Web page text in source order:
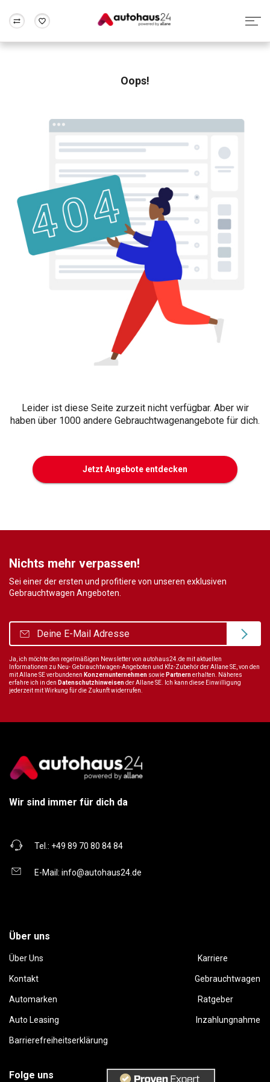
Rund um die Inzahlungnahme
Oops!
Leider ist diese Seite zurzeit nicht verfügbar. Aber wir
haben über 1000 andere Gebrauchtwagenangebote für dich.
Jetzt Angebote entdecken
Nichts mehr verpassen!
Sei einer der ersten und profitiere von unseren exklusiven
Gebrauchtwagen Angeboten.
Ja, ich möchte den regelmäßigen Newsletter von autohaus24.de mit aktuellen
Informationen zu Neu- Gebrauchtwagen-Angeboten und Kfz-Zubehör der Allane SE, von den
mit Allane SE verbundenen Konzernunternehmen sowie Partnernerhalten. Näheres
erfahre ich in den Datenschutzhinweisender Allane SE. Ich kann diese Einwilligung
jederzeit mit Wirkung für die Zukunft widerrufen.
Wir sind immer für dich da
Tel.: +49 89 70 80 84 84
E-Mail: info@autohaus24.de
Über uns
Über Uns Karriere
Kontakt Gebrauchtwagen
Automarken Ratgeber
Auto Leasing Inzahlungnahme
Barrierefreiheitserklärung
Folge uns